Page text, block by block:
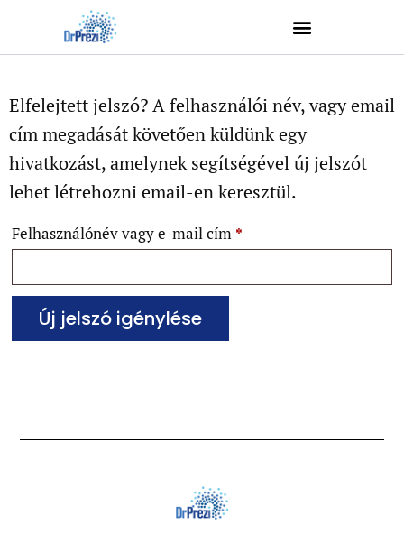
Elfelejtett jelszó? A felhasználói név, vagy email
cím megadását követően küldünk egy
hivatkozást, amelynek segítségével új jelszót
lehet létrehozni email-en keresztül.
Felhasználónév vagy e-mail cím *
Új jelszó igénylése